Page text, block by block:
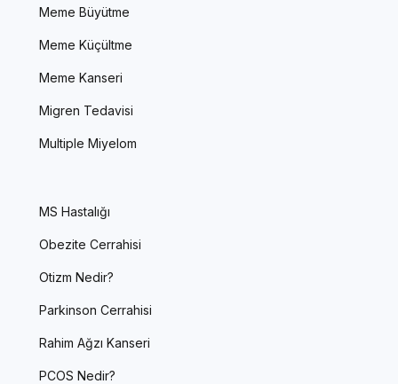
Meme Büyütme
Meme Küçültme
Meme Kanseri
Migren Tedavisi
Multiple Miyelom
MS Hastalığı
Obezite Cerrahisi
Otizm Nedir?
Parkinson Cerrahisi
Rahim Ağzı Kanseri
PCOS Nedir?